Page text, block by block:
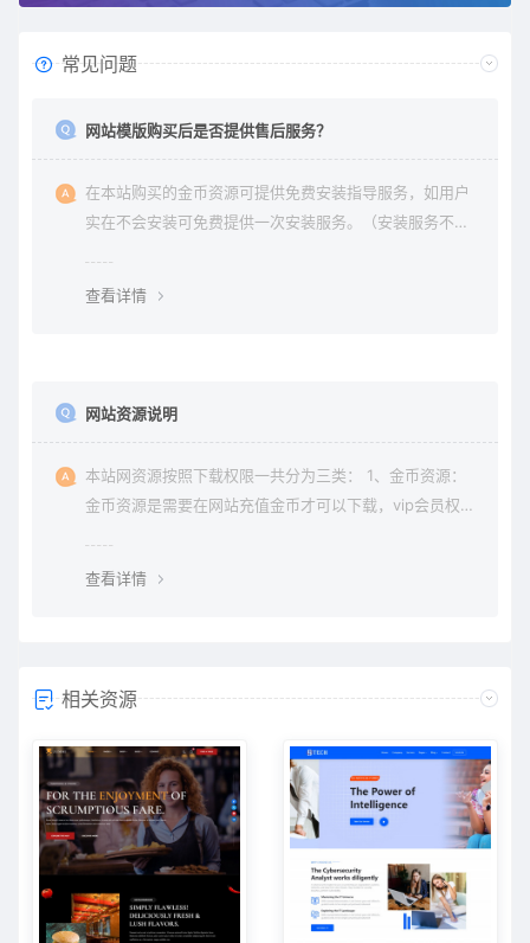
常见问题
网站模版购买后是否提供售后服务？
在本站购买的金币资源可提供免费安装指导服务，如用户
实在不会安装可免费提供一次安装服务。（安装服务不包
查看详情
网站资源说明
本站网资源按照下载权限一共分为三类： 1、金币资源：
金币资源是需要在网站充值金币才可以下载，vip会员权限
查看详情
相关资源